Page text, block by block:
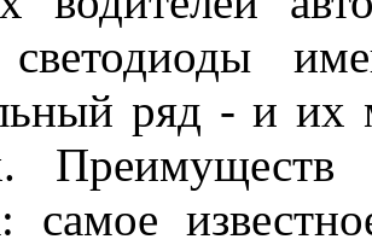
светодиоды
ряд - и их
самое